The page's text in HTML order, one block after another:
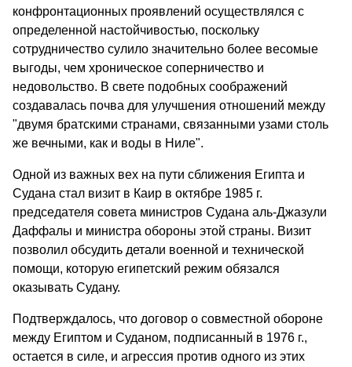
конфронтационных проявлений осуществлялся с
определенной настойчивостью, поскольку
сотрудничество сулило значительно более весомые
выгоды, чем хроническое соперничество и
недовольство. В свете подобных соображений
создавалась почва для улучшения отношений между
"двумя братскими странами, связанными узами столь
же вечными, как и воды в Ниле".
Одной из важных вех на пути сближения Египта и
Судана стал визит в Каир в октябре 1985 г.
председателя совета министров Судана аль-Джазули
Даффалы и министра обороны этой страны. Визит
позволил обсудить детали военной и технической
помощи, которую египетский режим обязался
оказывать Судану.
Подтверждалось, что договор о совместной обороне
между Египтом и Суданом, подписанный в 1976 г.,
остается в силе, и агрессия против одного из этих